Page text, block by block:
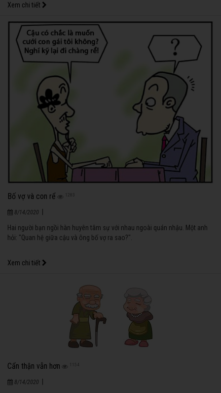
Xem chi tiết
Bố vợ và con rể 1283
8/14/2020
Hai người bạn ngồi hàn huyên tâm sự với nhau ngoài quán nhậu. Một anh
hỏi: "Quan hệ giữa cậu và ông bố vợ ra sao?".
Xem chi tiết
Cẩn thận vẫn hơn 1154
8/14/2020